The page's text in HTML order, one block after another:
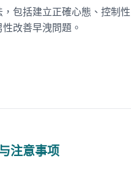
包括建立正確心態、控制性
改善早洩問題。
注意事项